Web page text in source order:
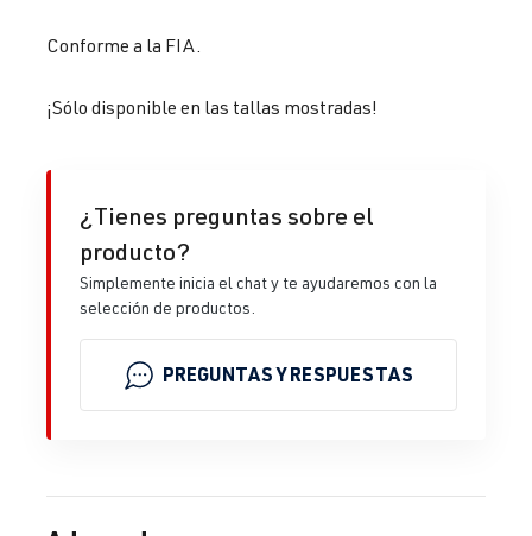
Conforme a la FIA.
¡Sólo disponible en las tallas mostradas!
¿Tienes preguntas sobre el
producto?
Simplemente inicia el chat y te ayudaremos con la
selección de productos.
PREGUNTAS Y RESPUESTAS